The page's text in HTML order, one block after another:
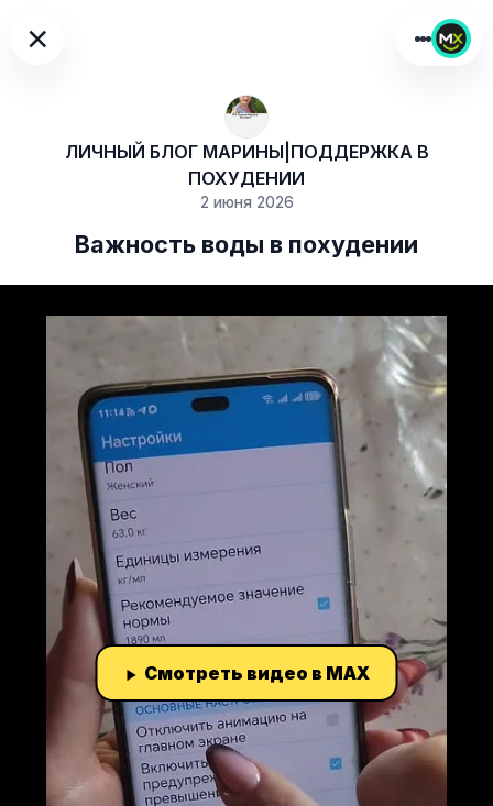
×
ЛИЧНЫЙ БЛОГ МАРИНЫ|ПОДДЕРЖКА В
ПОХУДЕНИИ
2 июня 2026
Важность воды в похудении
Смотреть видео в MAX